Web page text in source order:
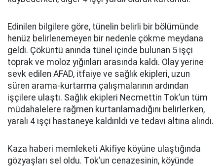
Edinilen bilgilere göre, tünelin belirli bir bölümünde
henüz belirlenemeyen bir nedenle çökme meydana
geldi. Çöküntü anında tünel içinde bulunan 5 işçi
toprak ve moloz yığınları arasında kaldı. Olay yerine
sevk edilen AFAD, itfaiye ve sağlık ekipleri, uzun
süren arama-kurtarma çalışmalarının ardından
işçilere ulaştı. Sağlık ekipleri Necmettin Tok’un tüm
müdahalelere rağmen kurtarılamadığını belirlerken,
yaralı 4 işçi hastaneye kaldırıldı ve tedavi altına alındı.
Kaza haberi memleketi Akifiye köyüne ulaştığında
gözyaşları sel oldu. Tok’un cenazesinin, köyünde